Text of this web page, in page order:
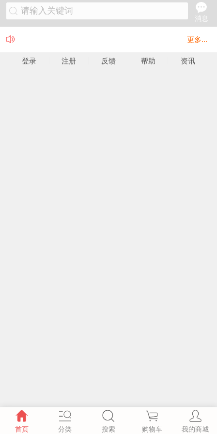
请输入关键词
消息
更多...
登录 注册 反馈 帮助 资讯
首页 分类 搜索 购物车 我的商城